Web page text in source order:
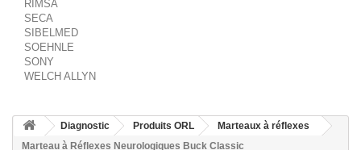
RIMSA
SECA
SIBELMED
SOEHNLE
SONY
WELCH ALLYN
Diagnostic Produits ORL
Marteaux à réflexes
Marteau à Réflexes Neurologiques Buck Classic